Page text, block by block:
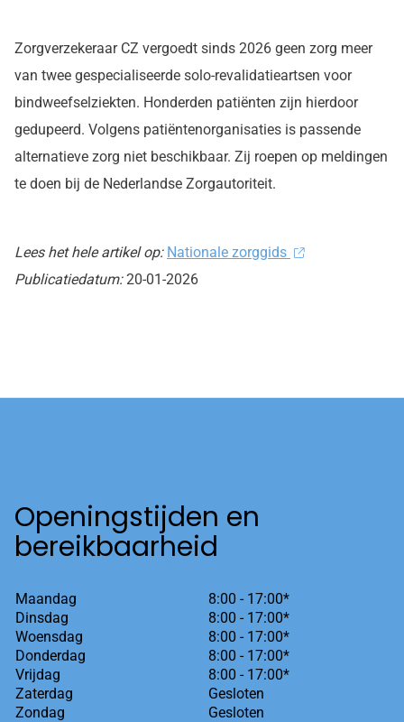
Zorgverzekeraar CZ vergoedt sinds 2026 geen zorg meer
van twee gespecialiseerde solo-revalidatieartsen voor
bindweefselziekten. Honderden patiënten zijn hierdoor
gedupeerd. Volgens patiëntenorganisaties is passende
alternatieve zorg niet beschikbaar. Zij roepen op meldingen
te doen bij de Nederlandse Zorgautoriteit.
Lees het hele artikel op: Nationale zorggids
Publicatiedatum:20-01-2026
Openingstijden en
bereikbaarheid
Maandag
8:00 - 17:00*
Dinsdag
8:00 - 17:00*
Woensdag
8:00 - 17:00*
Donderdag
8:00 - 17:00*
Vrijdag
8:00 - 17:00*
Zaterdag
Gesloten
Zondag
Gesloten